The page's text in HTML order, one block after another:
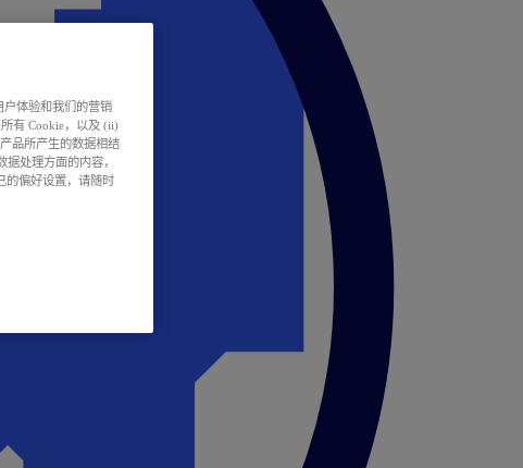
户体验和我们的营销
有 Cookie，以及 (ii)
品所产生的数据相结
据处理方面的内容，
的偏好设置，请随时